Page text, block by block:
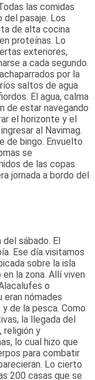
las comidas
del pasaje. Los
de alta cocina
proteínas. Lo
exteriores,
a cada segundo.
por la
saltos de agua
El agua, calma
de estar navegando
el horizonte y el
al Navimag.
de bingo. Envuelto
se
de las copas
jornada a bordo del
del sábado. El
Ese día visitamos
sobre la isla
la zona. Allí viven
o
nómades
de la pesca. Como
la llegada del
religión y
lo cual hizo que
para combatir
Lo cierto
200 casas que se